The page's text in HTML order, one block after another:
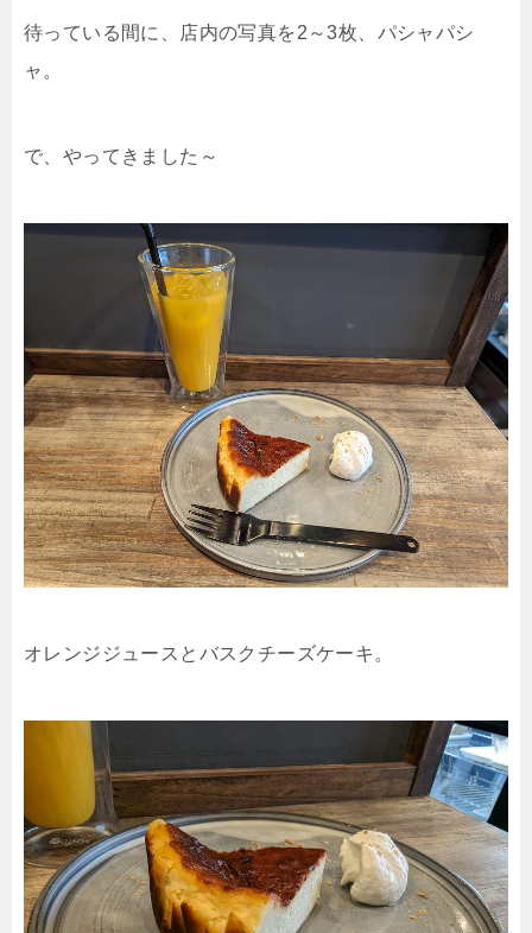
待っている間に、店内の写真を2～3枚、パシャパシ
ャ。
で、やってきました～
オレンジジュースとバスクチーズケーキ。